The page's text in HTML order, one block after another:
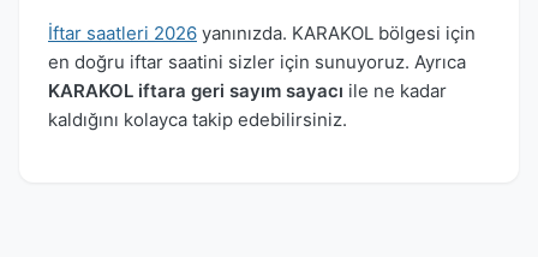
İftar saatleri 2026 yanınızda. KARAKOL bölgesi için
en doğru iftar saatini sizler için sunuyoruz. Ayrıca
KARAKOL iftara geri sayım sayacı ile ne kadar
kaldığını kolayca takip edebilirsiniz.